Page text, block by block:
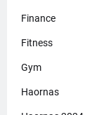
Finance
Fitness
Gym
Haornas